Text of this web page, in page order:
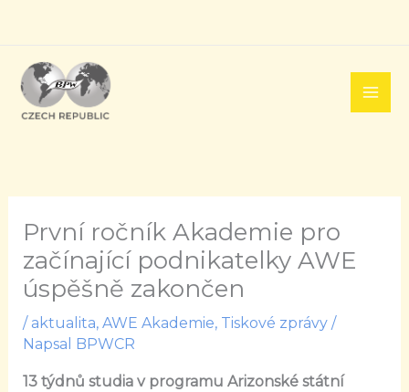
obsah
První ročník Akademie pro
začínající podnikatelky AWE
úspěšně zakončen
/ aktualita, AWE Akademie, Tiskové zprávy/
Napsal BPWCR
13 týdnů studia v programu Arizonské státní